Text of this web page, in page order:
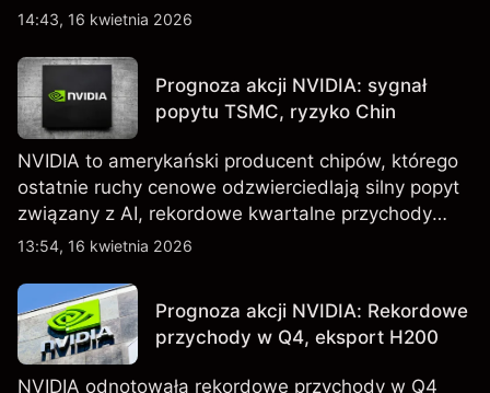
również wzrost zapasów i plany dotyczące
osiągnięte w przeszłości nie są wiarygodnym
wskaźnikiem przyszłych rezultatów.
14:43, 16 kwietnia 2026
Prognoza akcji NVIDIA: sygnał
popytu TSMC, ryzyko Chin
NVIDIA to amerykański producent chipów, którego
ostatnie ruchy cenowe odzwierciedlają silny popyt
związany z AI, rekordowe kwartalne przychody
oraz utrzymującą się niepewność wokół kontroli
zewnętrznych analityków.
13:54, 16 kwietnia 2026
Prognoza akcji NVIDIA: Rekordowe
przychody w Q4, eksport H200
NVIDIA odnotowała rekordowe przychody w Q4